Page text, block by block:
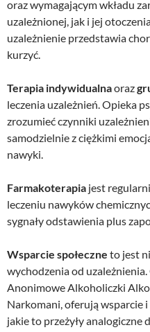
oraz wymagającym wkładu
uzależnionej, jak i jej
uzależnienie przedstawia
kurzyć.
Terapia indywidualnaoraz
leczenia uzależnień. Opieka
zrozumieć czynniki
samodzielnie z ciężkimi
nawyki.
Farmakoterapia jest
leczeniu nawyków
sygnały odstawienia plus
Wsparcie społeczne to jest
wychodzenia od
Anonimowe Alkoholiczki
Narkomani, oferują wsparcie
jakie to przeżyły analogiczne